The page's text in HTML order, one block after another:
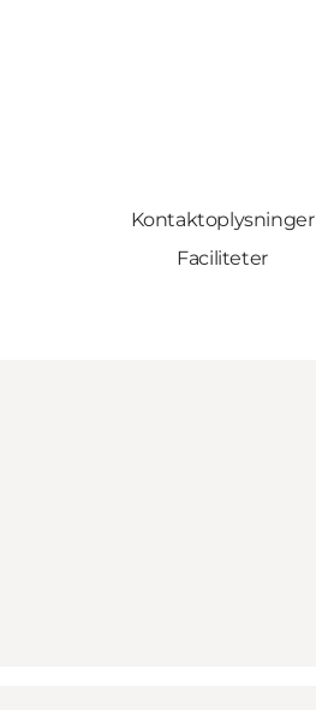
Kontaktoplysninger
Faciliteter